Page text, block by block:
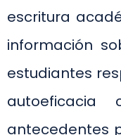
escritura
información
estudiantes
autoeficacia
antecedentes